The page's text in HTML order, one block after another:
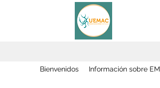
Bienvenidos Información sobre EM